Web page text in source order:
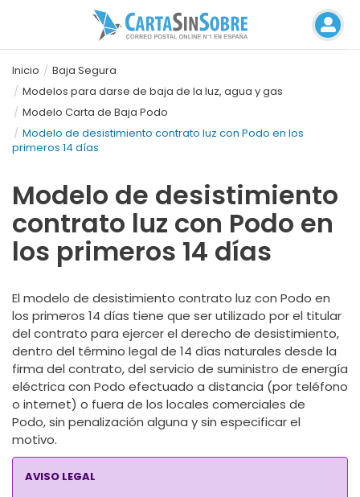
Inicio
Baja Segura
Modelos para darse de baja de la luz, agua y gas
Modelo Carta de Baja Podo
Modelo de desistimiento contrato luz con Podo en los
primeros 14 días
Modelo de desistimiento
contrato luz con Podo en
los primeros 14 días
El modelo de desistimiento contrato luz con Podo en
los primeros 14 días tiene que ser utilizado por el titular
del contrato para ejercer el derecho de desistimiento,
dentro del término legal de 14 días naturales desde la
firma del contrato, del servicio de suministro de energía
eléctrica con Podo efectuado a distancia (por teléfono
o internet) o fuera de los locales comerciales de
Podo, sin penalización alguna y sin especificar el
motivo.
AVISO LEGAL